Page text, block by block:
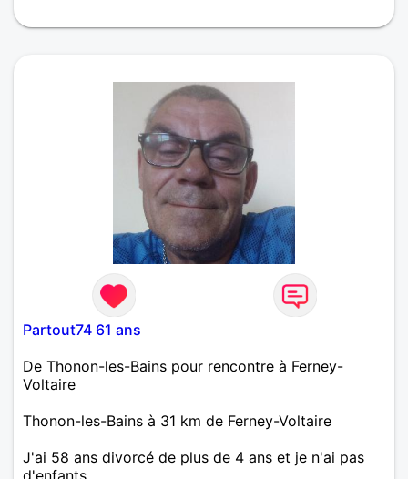
la région de Thonon les bains.sinon je suis sincère,
contacter moi
Partout74 61 ans
De Thonon-les-Bains pour rencontre à Ferney-
Voltaire
Thonon-les-Bains à 31 km de Ferney-Voltaire
J'ai 58 ans divorcé de plus de 4 ans et je n'ai pas
d'enfants